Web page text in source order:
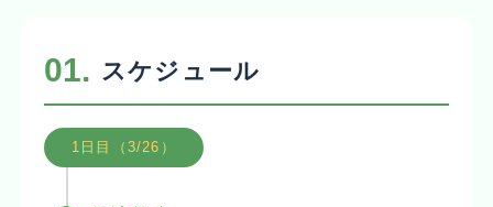
01. スケジュール
1日目（3/26）